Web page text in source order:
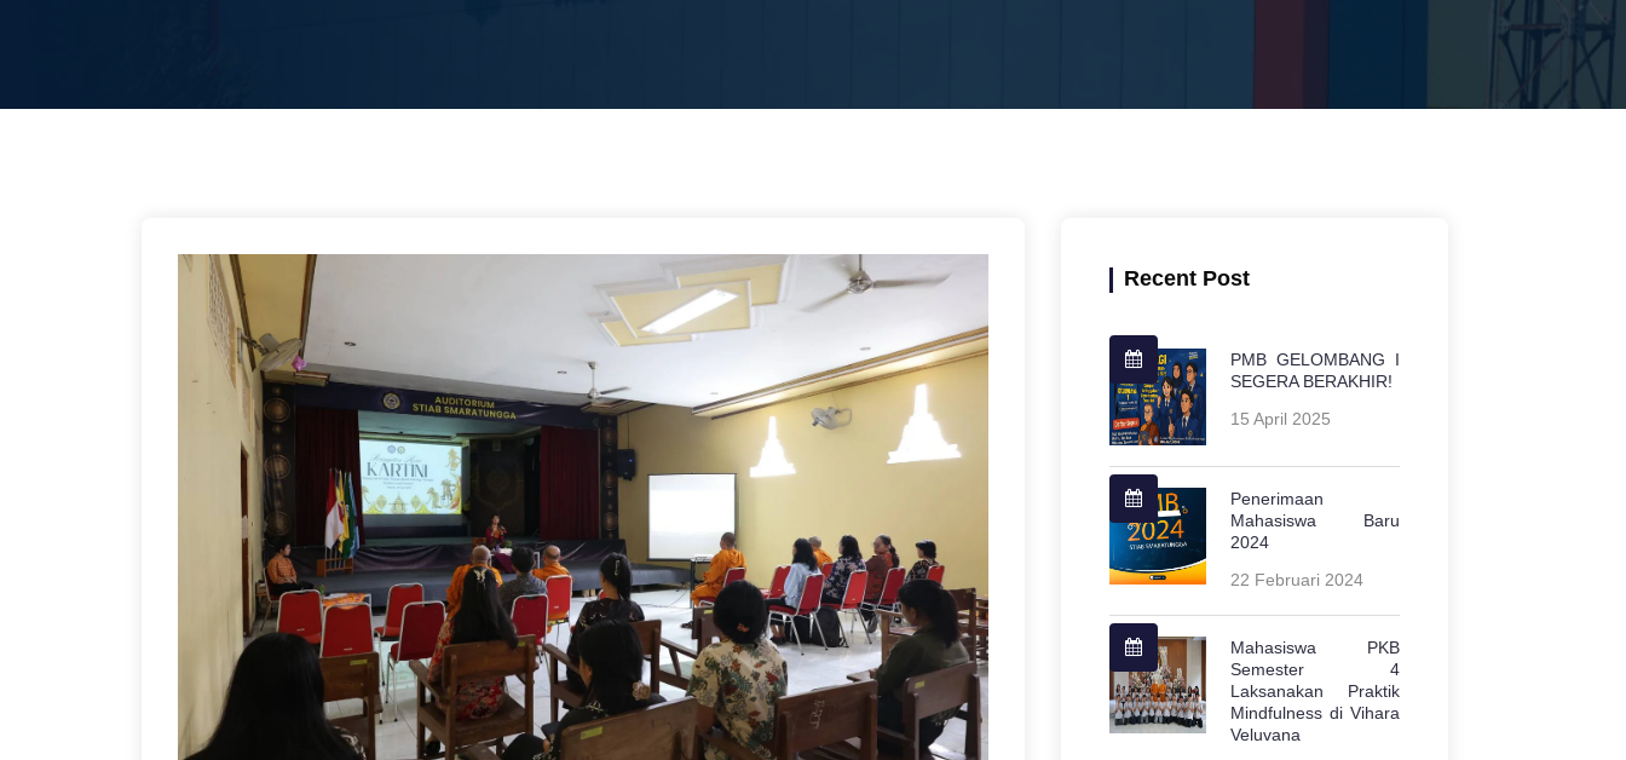
Recent Post
PMB GELOMBANG I
SEGERA BERAKHIR!
15 April 2025
Penerimaan
Mahasiswa Baru
2024
22 Februari 2024
Mahasiswa PKB
Semester 4
Laksanakan Praktik
Mindfulness di Vihara
Veluvana